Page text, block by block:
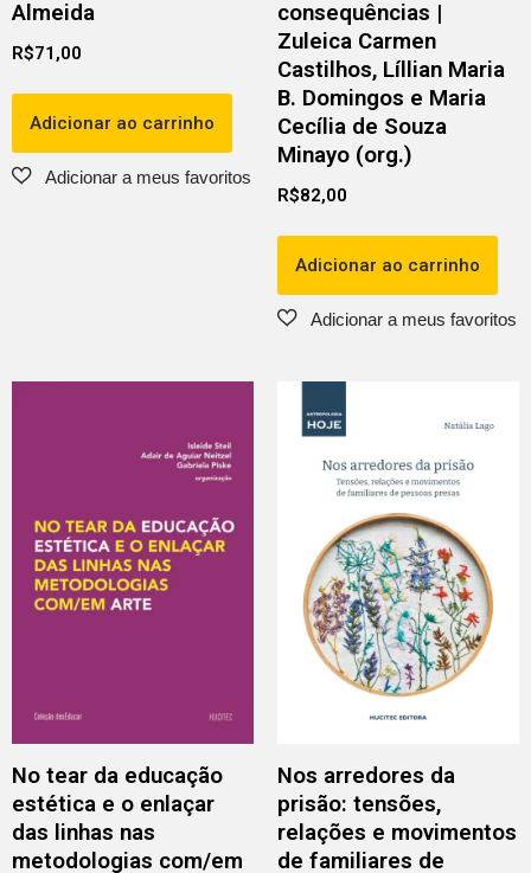
Almeida
R$71,00
Adicionar ao carrinho
consequências |
Zuleica Carmen
Castilhos, Líllian Maria
B. Domingos e Maria
Cecília de Souza
Minayo (org.)
R$82,00
Adicionar ao carrinho
No tear da educação
estética e o enlaçar
das linhas nas
metodologias com/em
Nos arredores da
prisão: tensões,
relações e movimentos
de familiares de